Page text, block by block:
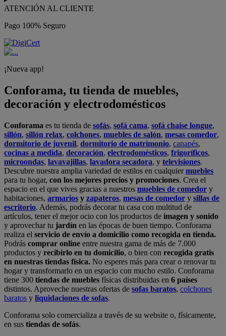
ATENCIÓN AL CLIENTE
Pago 100% Seguro
¡Nueva app!
Conforama, tu tienda de muebles,
decoración y electrodomésticos
Conforama es tu tienda de sofás, sofá cama, sofá chaise longue,
sillón, sillón relax, colchones, muebles de salón, mesas comedor,
dormitorio de juvenil, dormitorio de matrimonio, canapés,
cocinas a medida, decoración, electrodomésticos, frigoríficos,
microondas, lavavajillas, lavadora secadora, y televisiones.
Descubre nuestra amplia variedad de estilos en cualquiermuebles
para tu hogar, con los mejores precios y promociones. Crea el
espacio en el que vives gracias a nuestros muebles de comedor y
habitaciones, armarios y zapateros, mesas de comedor y sillas de
escritorio. Además, podrás decorar tu casa con multitud de
artículos, tener el mejor ocio con los productos de imagen y sonido
y aprovechar tu jardín en las épocas de buen tiempo. Conforama
realiza el servicio de envío a domicilio como recogida en tienda.
Podrás comprar online entre nuestra gama de más de 7.000
productos y recibirlo en tu domicilio, o bien con recogida gratis
en nuestras tiendas física. No esperes más para crear o renovar tu
hogar y transformarlo en un espacio con mucho estilo. Conforama
tiene 300 tiendas de muebles físicas distribuidas en 6 países
distintos. Aproveche nuestras ofertas de sofas baratos, colchones
baratos y liquidaciones de sofas.
Conforama solo comercializa a través de su website o, físicamente,
en sus tiendas de sofás.